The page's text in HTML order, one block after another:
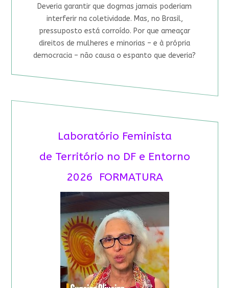
Deveria garantir que dogmas jamais poderiam
interferir na coletividade. Mas, no Brasil,
pressuposto está corroído. Por que ameaçar
direitos de mulheres e minorias – e à própria
democracia – não causa o espanto que deveria?
Laboratório Feminista
de Território no DF e Entorno
2026 FORMATURA